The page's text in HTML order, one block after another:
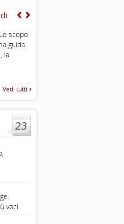
scopo
guida
la
Vedi tutti
voci